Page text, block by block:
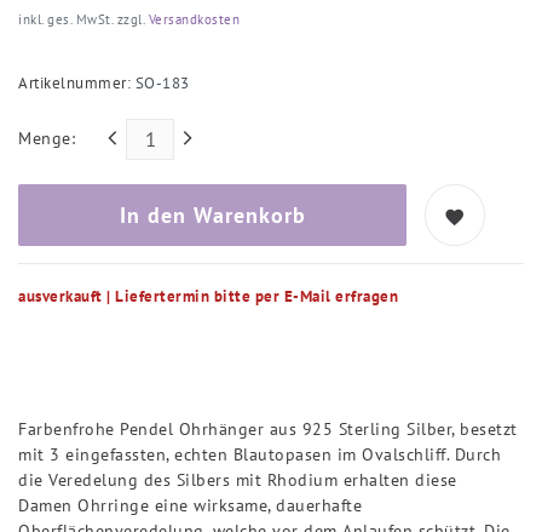
inkl. ges. MwSt. zzgl. Versandkosten
Artikelnummer: SO-183
Menge:
In den Warenkorb
ausverkauft | Liefertermin bitte per E-Mail erfragen
Farbenfrohe Pendel Ohrhänger aus 925 Sterling Silber, besetzt
mit 3 eingefassten, echten Blautopasen im Ovalschliff. Durch
die Veredelung des Silbers mit Rhodium erhalten diese
Damen Ohrringe eine wirksame, dauerhafte